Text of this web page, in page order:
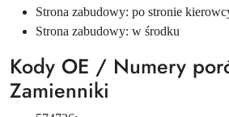
Strona zabudowy: po stronie
Strona zabudowy: w środku
Kody OE / Numery
Zamienniki